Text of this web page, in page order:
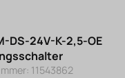
DS-24V-K-2,5-OE
11543862